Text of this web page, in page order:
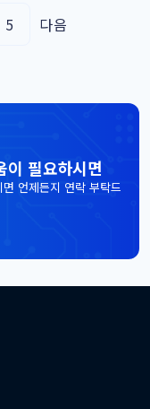
화 사용자: 건물, 임
상위 [...]
5 다음
이 필요하시면
언제든지 연락 부탁드